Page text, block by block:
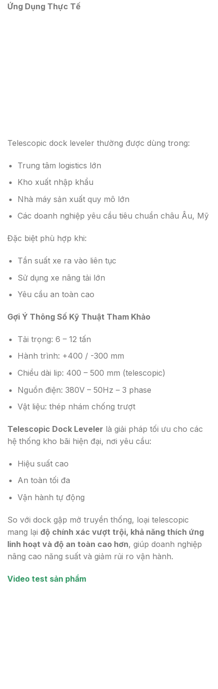
Ứng Dụng Thực Tế
Telescopic dock leveler thường được dùng trong:
Trung tâm logistics lớn
Kho xuất nhập khẩu
Nhà máy sản xuất quy mô lớn
Các doanh nghiệp yêu cầu tiêu chuẩn châu Âu, Mỹ
Đặc biệt phù hợp khi:
Tần suất xe ra vào liên tục
Sử dụng xe nâng tải lớn
Yêu cầu an toàn cao
Gợi Ý Thông Số Kỹ Thuật Tham Khảo
Tải trọng: 6 – 12 tấn
Hành trình: +400 / -300 mm
Chiều dài lip: 400 – 500 mm (telescopic)
Nguồn điện: 380V – 50Hz – 3 phase
Vật liệu: thép nhám chống trượt
Telescopic Dock Leveler là giải pháp tối ưu cho các
hệ thống kho bãi hiện đại, nơi yêu cầu:
Hiệu suất cao
An toàn tối đa
Vận hành tự động
So với dock gập mở truyền thống, loại telescopic
mang lại độ chính xác vượt trội, khả năng thích ứng
linh hoạt và độ an toàn cao hơn, giúp doanh nghiệp
nâng cao năng suất và giảm rủi ro vận hành.
Video test sản phẩm